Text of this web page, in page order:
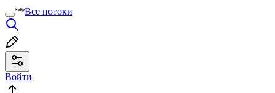
Все потоки
Войти